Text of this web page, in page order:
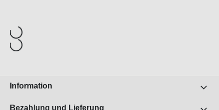
Information
Bezahlung und Lieferung